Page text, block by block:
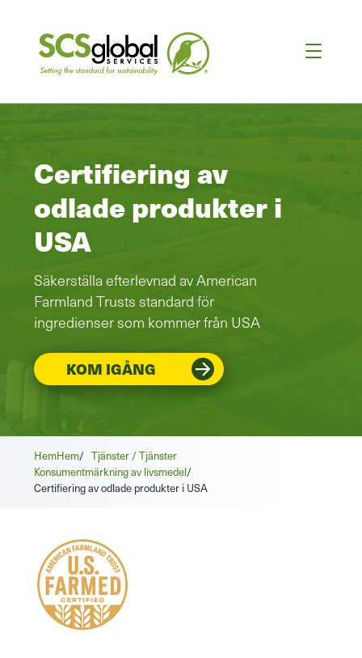
Certifiering av
odlade produkter i
USA
Säkerställa efterlevnad av American
Farmland Trusts standard för
ingredienser som kommer från USA
KOM IGÅNG
Hem /
Hem
Tjänster / Tjänster
Konsumentmärkning av livsmedel/
Certifiering av odlade produkter i USA